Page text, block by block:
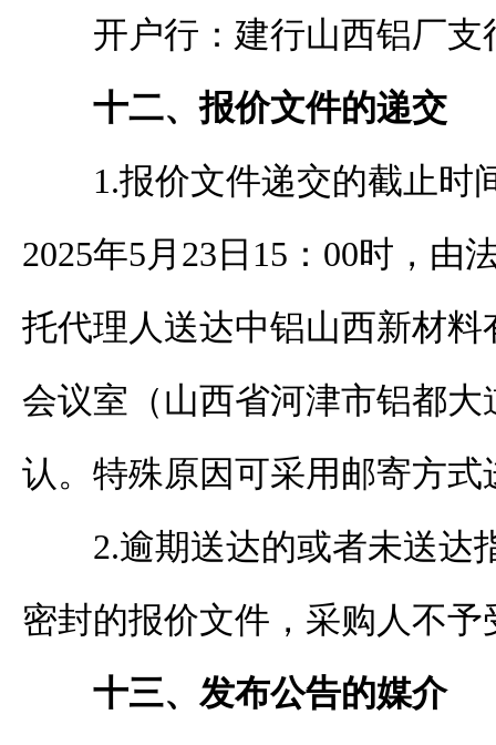
开户行： 建行山西铝厂支
十二、报价文件的递交
1.报价文件递交的截止时
2025年5月 23 日 15 ： 00时 ， 由
托代理人送达中铝山西新材料
会议室 （山西省河津市铝都大
认。 特殊原因可采用邮寄方式
2.逾期送达的或者未送达
密封的报价文件， 采购 人不予
十三、发布公告的媒介